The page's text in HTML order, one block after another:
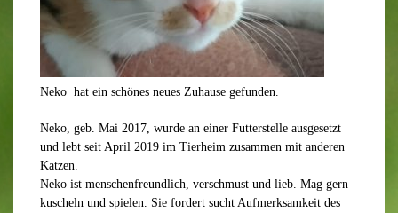
Neko hat ein schönes neues Zuhause gefunden.
Neko, geb. Mai 2017, wurde an einer Futterstelle ausgesetzt
und lebt seit April 2019 im Tierheim zusammen mit anderen
Katzen.
Neko ist menschenfreundlich, verschmust und lieb. Mag gern
kuscheln und spielen. Sie fordert sucht Aufmerksamkeit des